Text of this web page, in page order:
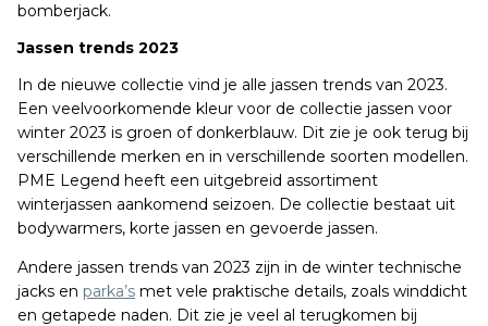
bomberjack.
Jassen trends 2023
In de nieuwe collectie vind je alle jassen trends van 2023.
Een veelvoorkomende kleur voor de collectie jassen voor
winter 2023 is groen of donkerblauw. Dit zie je ook terug bij
verschillende merken en in verschillende soorten modellen.
PME Legend heeft een uitgebreid assortiment
winterjassen aankomend seizoen. De collectie bestaat uit
bodywarmers, korte jassen en gevoerde jassen.
Andere jassen trends van 2023 zijn in de winter technische
jacks en parka’s met vele praktische details, zoals winddicht
en getapede naden. Dit zie je veel al terugkomen bij